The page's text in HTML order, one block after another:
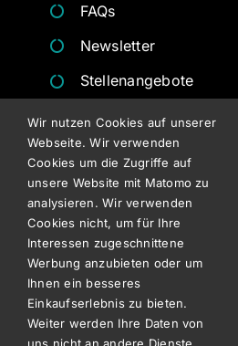
FAQs
Newsletter
Stellenangebote
Angebote
Besichtigungsformulare
RECHTLICHES
Datenschutz
Impressum
AGB
Wir nutzen Cookies auf unserer
Webseite. Wir verwenden
Cookies um die Zugriffe auf
unsere Website mit Matomo zu
analysieren. Wir verwenden
Cookies nicht, um für Ihre
Interessen zugeschnittene
Werbung anzubieten oder um
Ihnen ein besseres
Einkaufserlebnis zu bieten.
Weiter werden Ihre Daten von